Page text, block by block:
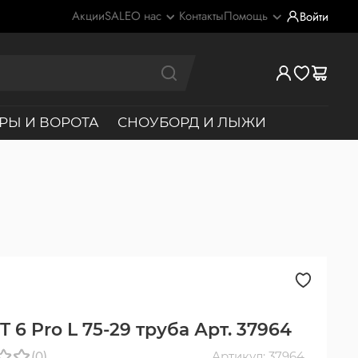
АкцииSALEО нас КонтактыПомощь Войти
И ВОРОТА СНОУБОРД И ЛЫЖИ
6 Pro L 75-29 труба Арт. 37964